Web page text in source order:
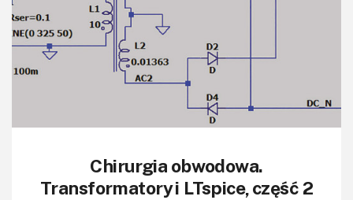
Chirurgia obwodowa.
Transformatory i LTspice, część 2